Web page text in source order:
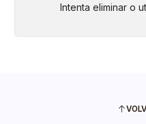
Intenta eliminar o